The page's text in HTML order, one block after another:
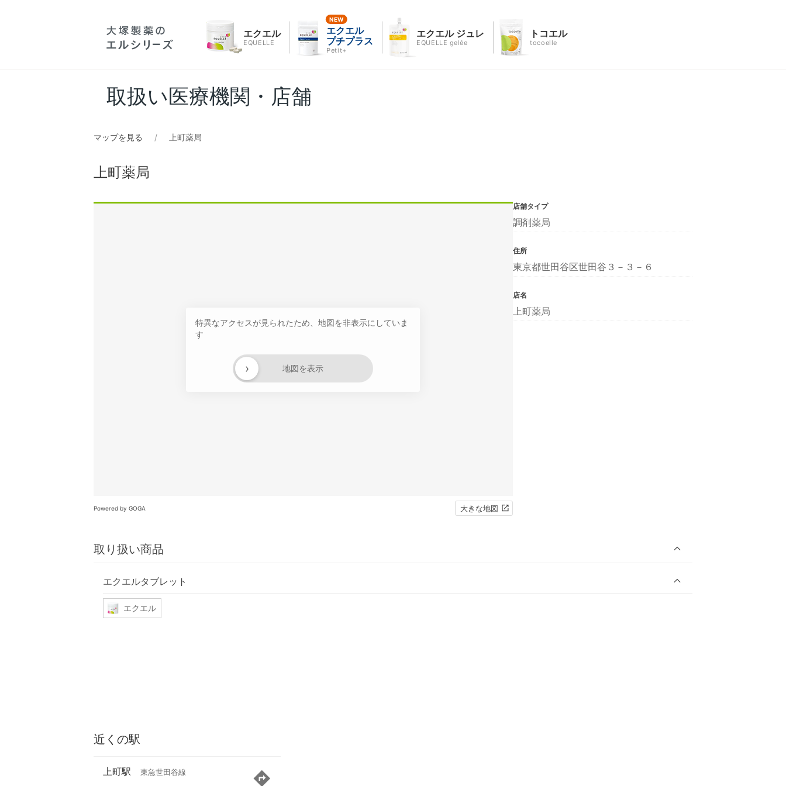
エクエル
EQUELLE
エクエル
プチプラス
Petit+
エクエル ジュレ
EQUELLE gelée
トコエル
tocoelle
取扱い医療機関・店舗
マップを見る 上町薬局
上町薬局
特異なアクセスが見られたため、地図を非表示にしていま
す
地図を表示
›
Powered by GOGA 大きな地図
取り扱い商品
エクエルタブレット
エクエル
店舗タイプ
調剤薬局
住所
東京都世田谷区世田谷３－３－６
店名
上町薬局
近くの駅
上町駅 東急世田谷線